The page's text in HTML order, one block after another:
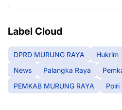
Label Cloud
DPRD MURUNG RAYA Hukrim
News
Palangka Raya
PEMKAB MURUNG RAYA
Polri